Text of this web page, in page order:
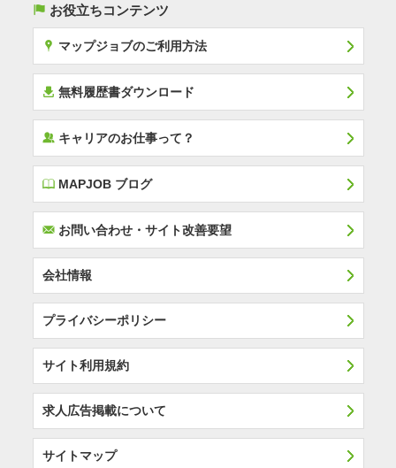
( お役立ちコンテンツ
x マップジョブのご利用方法
í 無料履歴書ダウンロード
‰キャリアのお仕事って？
EMAPJOB ブログ
Fお問い合わせ・サイト改善要望
会社情報
プライバシーポリシー
サイト利用規約
求人広告掲載について
サイトマップ